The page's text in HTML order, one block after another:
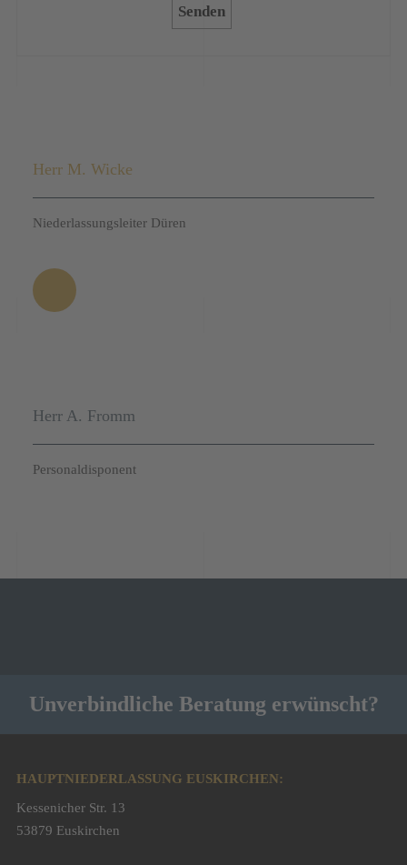
Herr M. Wicke
Niederlassungsleiter Düren
Herr A. Fromm
Personaldisponent
Unverbindliche Beratung erwünscht?
HAUPTNIEDERLASSUNG EUSKIRCHEN:
Kessenicher Str. 13
53879 Euskirchen